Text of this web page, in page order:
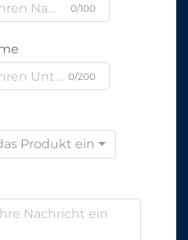
0/100
0/200
Produkt ein